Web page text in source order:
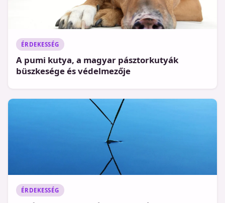
ÉRDEKESSÉG
A pumi kutya, a magyar pásztorkutyák
büszkesége és védelmezője
ÉRDEKESSÉG